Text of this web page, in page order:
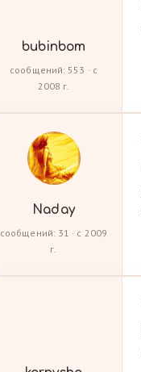
bubinbom
сообщений: 553 · с
2008 г.
Naday
сообщений: 31 · с 2009
г.